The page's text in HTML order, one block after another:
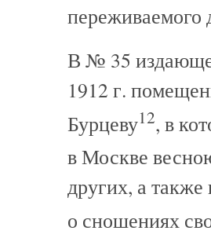
переживаемого
В № 35
1912 г.
Бурцеву12, в
в Москве
других, а
о сношениях